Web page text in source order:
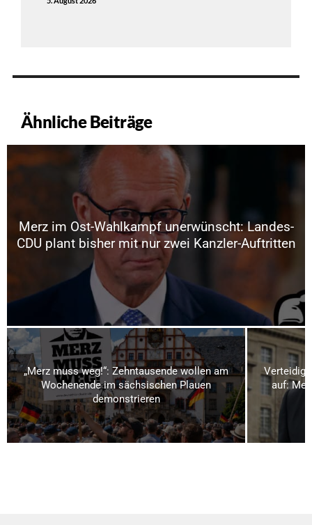
Ähnliche Beiträge
Merz im Ost-Wahlkampf unerwünscht: Landes-
CDU plant bisher mit nur zwei Kanzler-Auftritten
„Merz muss weg!“: Zehntausende wollen am
Wochenende im sächsischen Plauen
demonstrieren
auf: